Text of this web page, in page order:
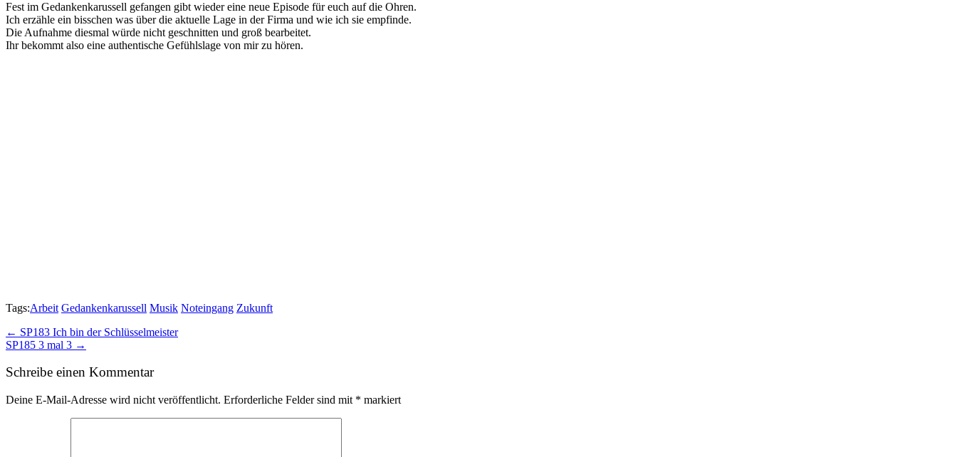
Fest im Gedankenkarussell gefangen gibt wieder eine neue Episode für euch auf die Ohren.
Ich erzähle ein bisschen was über die aktuelle Lage in der Firma und wie ich sie empfinde.
Die Aufnahme diesmal würde nicht geschnitten und groß bearbeitet.
Ihr bekommt also eine authentische Gefühlslage von mir zu hören.
Tags:Arbeit Gedankenkarussell Musik Noteingang Zukunft
Post
navigation
← SP183 Ich bin der Schlüsselmeister
SP185 3 mal 3 →
Schreibe einen Kommentar
Deine E-Mail-Adresse wird nicht veröffentlicht. Erforderliche Felder sind mit * markiert